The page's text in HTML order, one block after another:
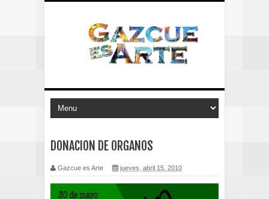
DONACION DE ORGANOS
Gazcue es Arte jueves, abril 15, 2010